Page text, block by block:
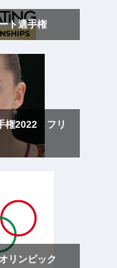
ト選手権
権2022 フリ
リンピック